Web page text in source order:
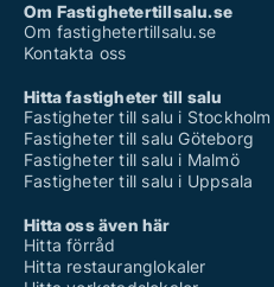
Om Fastighetertillsalu.se
Om fastighetertillsalu.se
Kontakta oss
Hitta fastigheter till salu
Fastigheter till salu i Stockholm
Fastigheter till salu Göteborg
Fastigheter till salu i Malmö
Fastigheter till salu i Uppsala
Hitta oss även här
Hitta förråd
Hitta restauranglokaler